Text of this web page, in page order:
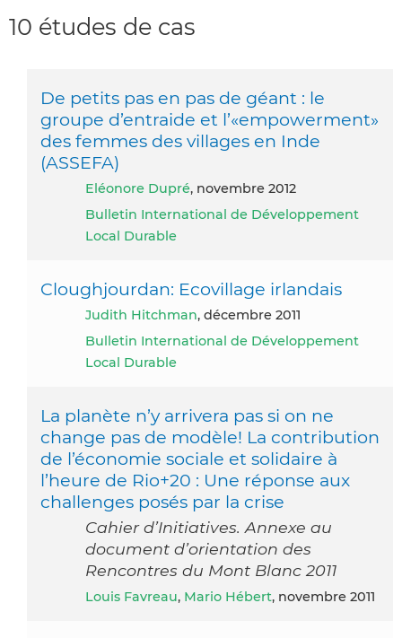
10 études de cas
De petits pas en pas de géant : le
groupe d’entraide et l’«empowerment»
des femmes des villages en Inde
(ASSEFA)
Eléonore Dupré, novembre 2012
Bulletin International de Développement
Local Durable
Cloughjourdan: Ecovillage irlandais
Judith Hitchman, décembre 2011
Bulletin International de Développement
Local Durable
La planète n’y arrivera pas si on ne
change pas de modèle! La contribution
de l’économie sociale et solidaire à
l’heure de Rio+20 : Une réponse aux
challenges posés par la crise
Cahier d’Initiatives. Annexe au
document d’orientation des
Rencontres du Mont Blanc 2011
Louis Favreau, Mario Hébert, novembre 2011